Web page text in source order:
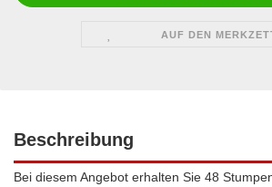
AUF DEN
Beschreibung
Bei diesem Angebot erhalten Sie 48